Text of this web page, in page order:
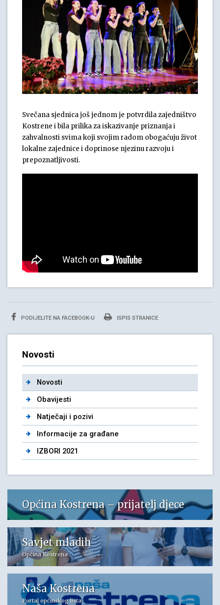
Svečana sjednica još jednom je potvrdila zajedništvo
Kostrene i bila prilika za iskazivanje priznanja i
zahvalnosti svima koji svojim radom obogaćuju život
lokalne zajednice i doprinose njezinu razvoju i
prepoznatljivosti.
PODIJELITE NA FACEBOOK-U ISPIS STRANICE
Novosti
Novosti
Obavijesti
Natječaji i pozivi
Informacije za građane
IZBORI 2021
Općina Kostrena – prijatelj djece
Savjet mladih
Općina Kostrena
Naša Kostrena
Portal općinskog lista